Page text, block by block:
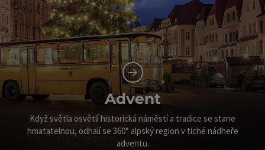
Advent
Když světla osvětlí historická náměstí a tradice se stane
hmatatelnou, odhalí se 360° alpský region v tiché nádheře
adventu.